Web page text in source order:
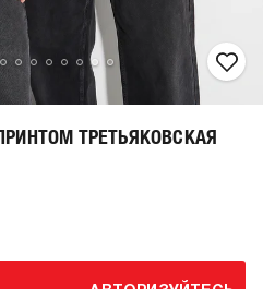
ТРЕТЬЯКОВСКАЯ